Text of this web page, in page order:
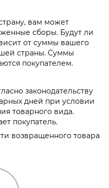
вам может
сборы. Будут ли
от суммы вашего
страны. Суммы
покупателем.
законодательству
дней при условии
товарного вида.
покупатель.
возвращенного товара